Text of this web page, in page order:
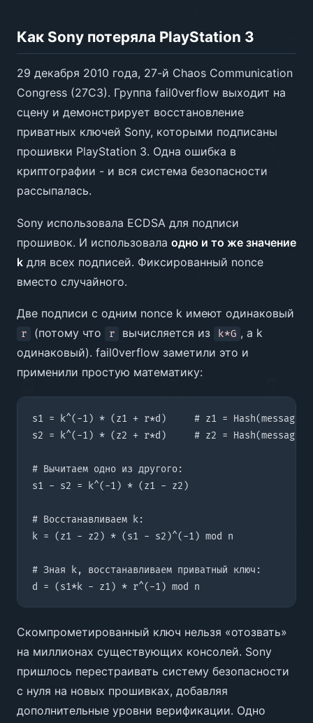
Как Sony потеряла PlayStation 3
29 декабря 2010 года, 27-й Chaos Communication
Congress (27C3). Группа fail0verflow выходит на
сцену и демонстрирует восстановление
приватных ключей Sony, которыми подписаны
прошивки PlayStation 3. Одна ошибка в
криптографии - и вся система безопасности
рассыпалась.
Sony использовала ECDSA для подписи
прошивок. И использовала одно и то же значение
k для всех подписей. Фиксированный nonce
вместо случайного.
Две подписи с одним nonce k имеют одинаковый
r (потому что r вычисляется из k*G , а k
одинаковый). fail0verflow заметили это и
применили простую математику:
Скомпрометированный ключ нельзя «отозвать»
на миллионах существующих консолей. Sony
пришлось перестраивать систему безопасности
с нуля на новых прошивках, добавляя
дополнительные уровни верификации. Одно